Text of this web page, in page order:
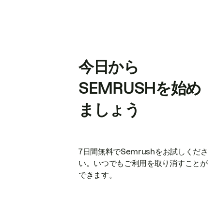
今日から
SEMRUSHを始め
ましょう
7日間無料でSemrushをお試しくださ
い。いつでもご利用を取り消すことが
できます。